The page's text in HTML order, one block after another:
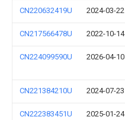
CN220632419U 2024-03-22
CN217566478U 2022-10-14
CN224099590U 2026-04-10
CN221384210U 2024-07-23
CN222383451U 2025-01-24